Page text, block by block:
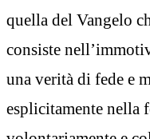
quella del Vangelo
consiste
una verità di fede e
esplicitamente nella